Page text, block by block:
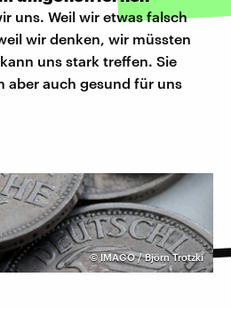
uns. Weil wir etwas falsch
wir denken, wir müssten
uns stark treffen. Sie
aber auch gesund für uns
©IMAGO / Björn Trotzki